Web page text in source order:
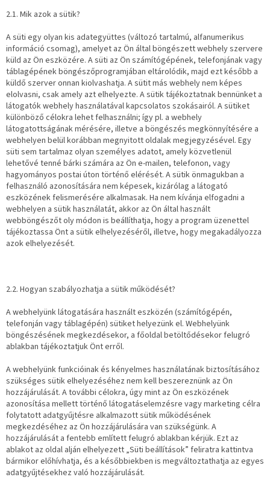
2.1. Mik azok a sütik?
A süti egy olyan kis adategyüttes (változó tartalmú, alfanumerikus
információ csomag), amelyet az Ön által böngészett webhely szervere
küld az Ön eszközére. A süti az Ön számítógépének, telefonjának vagy
táblagépének böngészőprogramjában eltárolódik, majd ezt később a
küldő szerver onnan kiolvashatja. A sütit más webhely nem képes
elolvasni, csak amely azt elhelyezte. A sütik tájékoztatnak bennünket a
látogatók webhely használatával kapcsolatos szokásairól. A sütiket
különböző célokra lehet felhasználni; így pl. a webhely
látogatottságának mérésére, illetve a böngészés megkönnyítésére a
webhelyen belül korábban megnyitott oldalak megjegyzésével. Egy
süti sem tartalmaz olyan személyes adatot, amely közvetlenül
lehetővé tenné bárki számára az Ön e-mailen, telefonon, vagy
hagyományos postai úton történő elérését. A sütik önmagukban a
felhasználó azonosítására nem képesek, kizárólag a látogató
eszközének felismerésére alkalmasak. Ha nem kívánja elfogadni a
webhelyen a sütik használatát, akkor az Ön által használt
webböngészőt oly módon is beállíthatja, hogy a program üzenettel
tájékoztassa Önt a sütik elhelyezéséről, illetve, hogy megakadályozza
azok elhelyezését.
2.2. Hogyan szabályozhatja a sütik működését?
A webhelyünk látogatására használt eszközén (számítógépén,
telefonján vagy táblagépén) sütiket helyezünk el. Webhelyünk
böngészésének megkezdésekor, a főoldal betöltődésekor felugró
ablakban tájékoztatjuk Önt erről.
A webhelyünk funkcióinak és kényelmes használatának biztosításához
szükséges sütik elhelyezéséhez nem kell beszereznünk az Ön
hozzájárulását. A további célokra, úgy mint az Ön eszközének
azonosítása mellett történő látogatáselemzésre vagy marketing célra
folytatott adatgyűjtésre alkalmazott sütik működésének
megkezdéséhez az Ön hozzájárulására van szükségünk. A
hozzájárulását a fentebb említett felugró ablakban kérjük. Ezt az
ablakot az oldal alján elhelyezett „Süti beállítások” feliratra kattintva
bármikor előhívhatja, és a későbbiekben is megváltoztathatja az egyes
adatgyűjtésekhez való hozzájárulását.